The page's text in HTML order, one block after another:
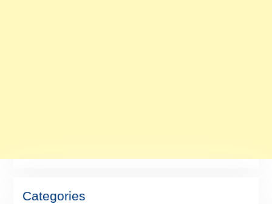
Categories